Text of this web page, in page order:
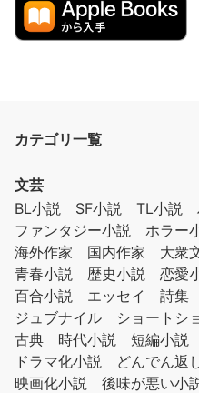
カテゴリ一覧
文芸
BL小説
SF小説 TL小説
ファンタジー小説
ホラー
海外作家
国内作家 大衆
青春小説
歴史小説 恋愛
百合小説
エッセイ 詩集
ジュブナイル
ショートシ
古典
時代小説 短編小説
ドラマ化小説
どんでん返
映画化小説
後味が悪い小